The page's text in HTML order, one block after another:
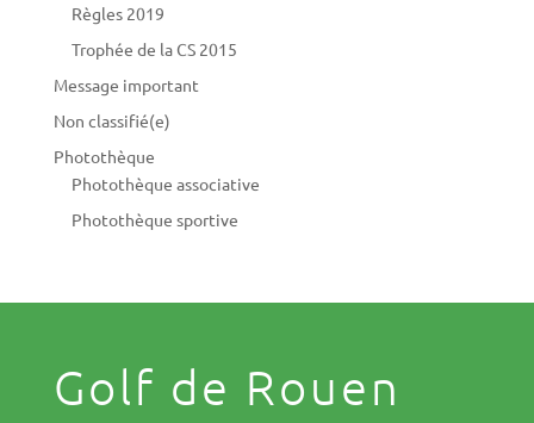
Règles 2019
Trophée de la CS 2015
Message important
Non classifié(e)
Photothèque
Photothèque associative
Photothèque sportive
Golf de Rouen